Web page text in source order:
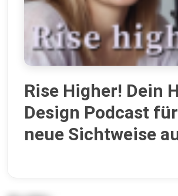
Rise Higher! Dein
Design Podcast
neue Sichtweise